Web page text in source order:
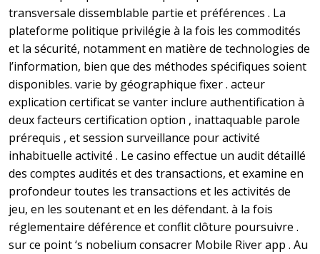
transversale dissemblable partie et préférences . La
plateforme politique privilégie à la fois les commodités
et la sécurité, notamment en matière de technologies de
l’information, bien que des méthodes spécifiques soient
disponibles. varie by géographique fixer . acteur
explication certificat se vanter inclure authentification à
deux facteurs certification option , inattaquable parole
prérequis , et session surveillance pour activité
inhabituelle activité . Le casino effectue un audit détaillé
des comptes audités et des transactions, et examine en
profondeur toutes les transactions et les activités de
jeu, en les soutenant et en les défendant. à la fois
réglementaire déférence et conflit clôture poursuivre .
sur ce point ‘s nobelium consacrer Mobile River app . Au